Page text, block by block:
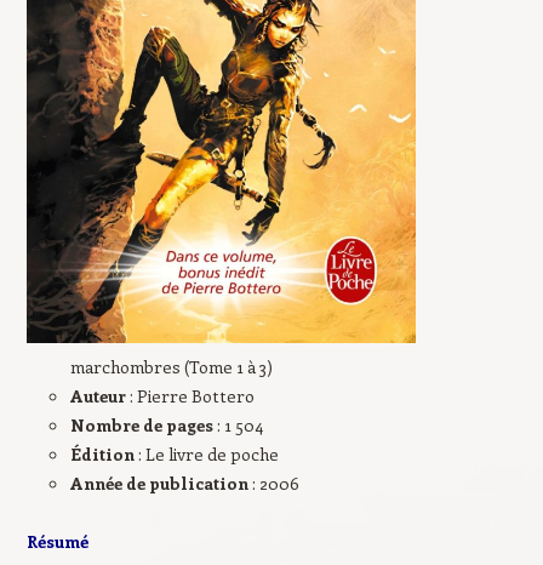
marchombres (Tome 1 à 3)
Auteur: Pierre Bottero
Nombre de pages: 1 504
Édition: Le livre de poche
Année de publication: 2006
Résumé